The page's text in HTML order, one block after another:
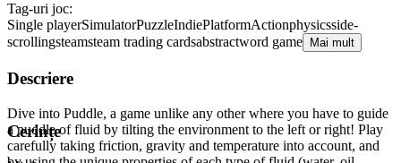
Tag-uri joc:
Single playerSimulatorPuzzleIndiePlatformActionphysicsside-
scrollingsteamsteam trading cardsabstractword game Mai mult
Descriere
Dive into Puddle, a game unlike any other where you have to guide
a puddle of fluid by tilting the environment to the left or right! Play
carefully taking friction, gravity and temperature into account, and
Cerințe